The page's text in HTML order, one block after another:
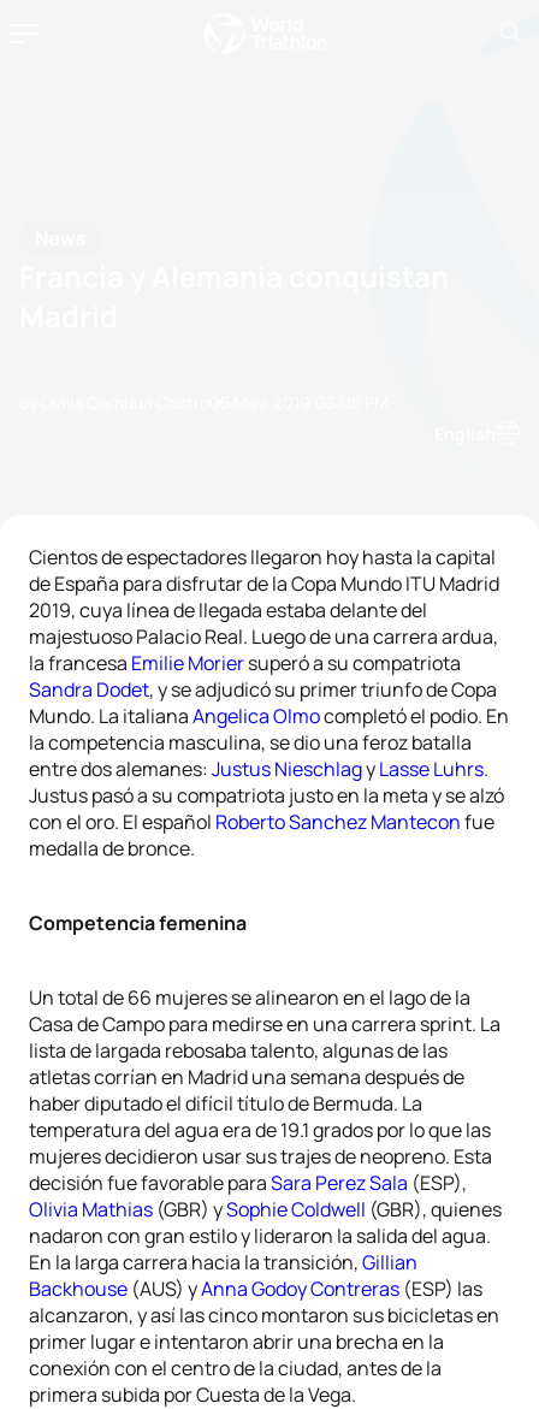
Cientos de espectadores llegaron hoy hasta la capital
de España para disfrutar de la Copa Mundo ITU Madrid
2019, cuya línea de llegada estaba delante del
majestuoso Palacio Real. Luego de una carrera ardua,
la francesa Emilie Moriersuperó a su compatriota
Sandra Dodet, y se adjudicó su primer triunfo de Copa
Mundo. La italianaAngelica Olmocompletó el podio. En
la competencia masculina, se dio una feroz batalla
entre dos alemanes:Justus NieschlagyLasse Luhrs.
Justus pasó a su compatriota justo en la meta y se alzó
con el oro. El español Roberto Sanchez Manteconfue
medalla de bronce.
Competencia femenina
Un total de 66 mujeres se alinearon en el lago de la
Casa de Campo para medirse en una carrera sprint. La
lista de largada rebosaba talento, algunas de las
atletas corrían en Madrid una semana después de
haber diputado el difícil título de Bermuda. La
temperatura del agua era de 19.1 grados por lo que las
mujeres decidieron usar sus trajes de neopreno. Esta
decisión fue favorable paraSara Perez Sala (ESP),
Olivia Mathias (GBR) ySophie Coldwell (GBR), quienes
nadaron con gran estilo y lideraron la salida del agua.
En la larga carrera hacia la transición,Gillian
Backhouse (AUS) yAnna Godoy Contreras (ESP) las
alcanzaron, y así las cinco montaron sus bicicletas en
primer lugar e intentaron abrir una brecha en la
conexión con el centro de la ciudad, antes de la
primera subida por Cuesta de la Vega.